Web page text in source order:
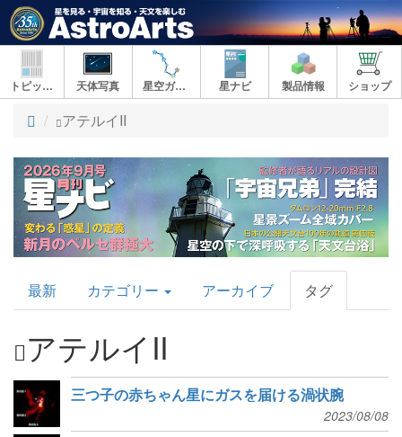
トピックス 天体写真 星空ガイド 星ナビ 製品情報 ショップ
ト
プ
アテルイII
AstroArts
Topics
最新 カテゴリー アーカイブ タグ
アテルイII
三つ子の赤ちゃん星にガスを届ける渦状腕
2023/08/08